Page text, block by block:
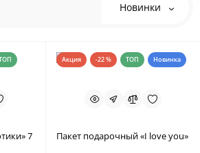
Новинки
7
Акция -22 % ТОП Новинка
Пакет подарочный «I love you»